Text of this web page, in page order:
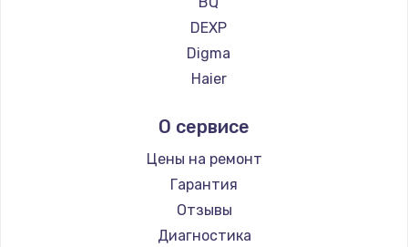
DEXP
Digma
Haier
Prestigio
Microsoft
Amazon
Aquarius
Philips
О сервисе
Цены на ремонт
Гарантия
Отзывы
Диагностика